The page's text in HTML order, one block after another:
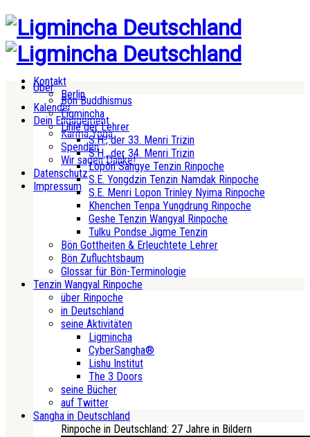
Kontakt
Berlin
Kalender
Dein Engagement
Karma Yoga
Spenden
Wir sagen Danke!
Datenschutz
Impressum
Über
Bön Buddhismus
Ligmincha
Linie der Lehrer
S.H., der 33. Menri Trizin
S.H., der 34. Menri Trizin
Lopön Sangye Tenzin Rinpoche
S.E. Yongdzin Tenzin Namdak Rinpoche
S.E. Menri Lopon Trinley Nyima Rinpoche
Khenchen Tenpa Yungdrung Rinpoche
Geshe Tenzin Wangyal Rinpoche
Tulku Pondse Jigme Tenzin
Bön Gottheiten & Erleuchtete Lehrer
Bön Zufluchtsbaum
Glossar für Bön-Terminologie
Tenzin Wangyal Rinpoche
über Rinpoche
in Deutschland
seine Aktivitäten
Ligmincha
CyberSangha®
Lishu Institut
The 3 Doors
seine Bücher
auf Twitter
Sangha in Deutschland
Rinpoche in Deutschland: 27 Jahre in Bildern